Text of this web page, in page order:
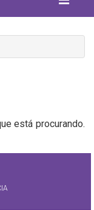
está procurando.